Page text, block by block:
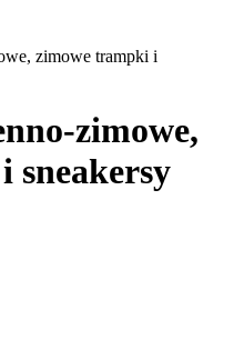
zimowe trampki i
zimowe,
sneakersy